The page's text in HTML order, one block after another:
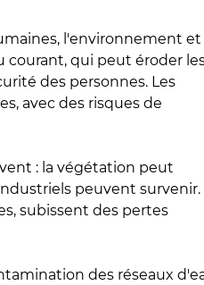
l'environnement et
courant, qui peut éroder
des personnes. Les
avec des risques de
: la végétation peut
peuvent survenir.
subissent des pertes
des réseaux